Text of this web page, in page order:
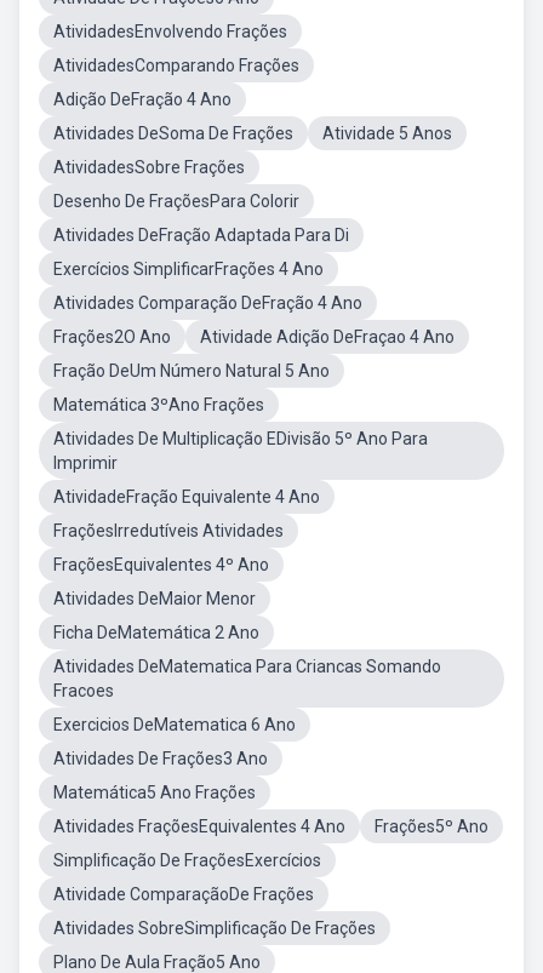
AtividadesEnvolvendo Frações
AtividadesComparando Frações
Adição DeFração 4 Ano
Atividades DeSoma De Frações
Atividade 5 Anos
AtividadesSobre Frações
Desenho De FraçõesPara Colorir
Atividades DeFração Adaptada Para Di
Exercícios SimplificarFrações 4 Ano
Atividades Comparação DeFração 4 Ano
Frações2O Ano
Atividade Adição DeFraçao 4 Ano
Fração DeUm Número Natural 5 Ano
Matemática 3ºAno Frações
Atividades De Multiplicação EDivisão 5º Ano Para
Imprimir
AtividadeFração Equivalente 4 Ano
FraçõesIrredutíveis Atividades
FraçõesEquivalentes 4º Ano
Atividades DeMaior Menor
Ficha DeMatemática 2 Ano
Atividades DeMatematica Para Criancas Somando
Fracoes
Exercicios DeMatematica 6 Ano
Atividades De Frações3 Ano
Matemática5 Ano Frações
Atividades FraçõesEquivalentes 4 Ano
Frações5º Ano
Simplificação De FraçõesExercícios
Atividade ComparaçãoDe Frações
Atividades SobreSimplificação De Frações
Plano De Aula Fração5 Ano